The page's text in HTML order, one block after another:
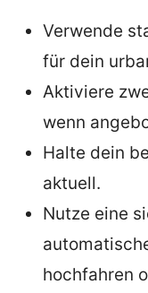
Verwende
für dein
Aktiviere
wenn
Halte dein
aktuell.
Nutze eine
hochfahren